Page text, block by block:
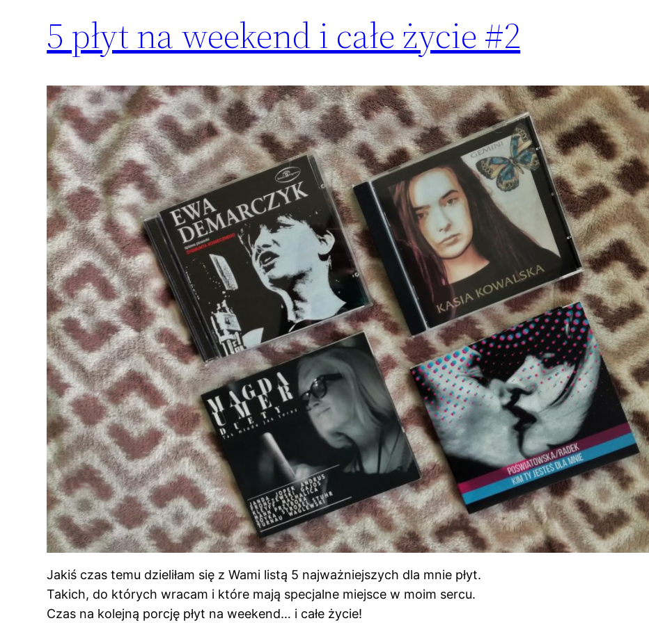
5 płyt na weekend i całe życie #2
Jakiś czas temu dzieliłam się z Wami listą 5 najważniejszych dla mnie płyt.
Takich, do których wracam i które mają specjalne miejsce w moim sercu.
Czas na kolejną porcję płyt na weekend… i całe życie!